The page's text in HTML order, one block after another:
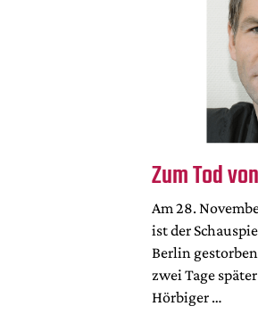
Zum Tod
Am 28.
ist der
Berlin
zwei Tage
Hörbiger …